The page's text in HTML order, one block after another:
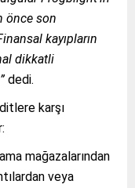
önce son
kayıpların
dikkatli
dedi.
karşı
mağazalarından
veya